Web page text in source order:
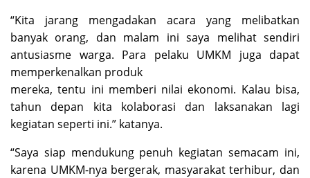
“Kita jarang mengadakan acara yang melibatkan
banyak orang, dan malam ini saya melihat sendiri
antusiasme warga. Para pelaku UMKM juga dapat
memperkenalkan produk
mereka, tentu ini memberi nilai ekonomi. Kalau bisa,
tahun depan kita kolaborasi dan laksanakan lagi
kegiatan seperti ini.” katanya.
“Saya siap mendukung penuh kegiatan semacam ini,
karena UMKM-nya bergerak, masyarakat terhibur, dan